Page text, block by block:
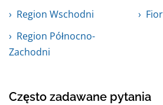
Region Wschodni
Region Północno-
Zachodni
Często zadawane pytania